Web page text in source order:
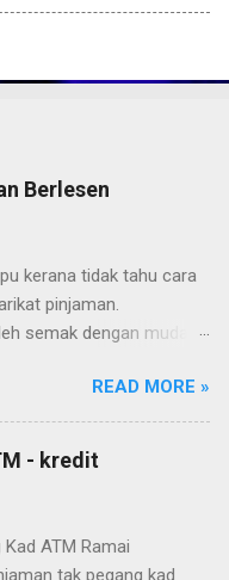
Berlesen
kerana tidak tahu cara
pinjaman.
semak dengan mudah
Pembangunan
atau tidak. Salah
dan rasmi ialah
mudah alih i-KrediKom
Langkah-
READ MORE »
- kredit
ATM Ramai
tak pegang kad